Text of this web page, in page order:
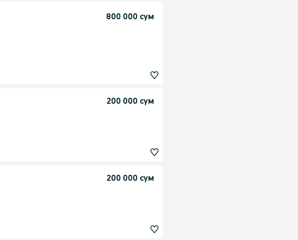
800 000 сум
200 000 сум
200 000 сум